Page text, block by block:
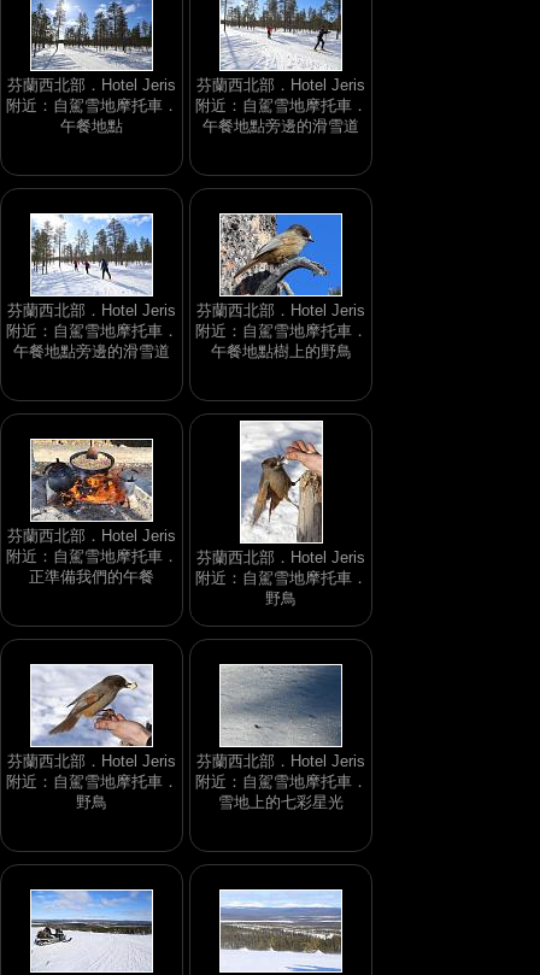
芬蘭西北部．Hotel Jeris
附近：自駕雪地摩托車．
午餐地點
芬蘭西北部．Hotel Jeris
附近：自駕雪地摩托車．
午餐地點旁邊的滑雪道
芬蘭西北部．Hotel Jeris
附近：自駕雪地摩托車．
午餐地點旁邊的滑雪道
芬蘭西北部．Hotel Jeris
附近：自駕雪地摩托車．
午餐地點樹上的野鳥
芬蘭西北部．Hotel Jeris
附近：自駕雪地摩托車．
正準備我們的午餐
芬蘭西北部．Hotel Jeris
附近：自駕雪地摩托車．
野鳥
芬蘭西北部．Hotel Jeris
附近：自駕雪地摩托車．
野鳥
芬蘭西北部．Hotel Jeris
附近：自駕雪地摩托車．
雪地上的七彩星光